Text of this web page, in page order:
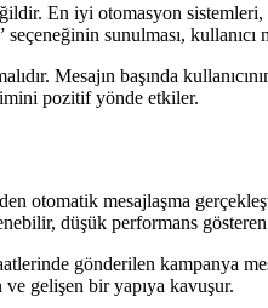
En iyi otomasyon
sunulması, kullanıcı
Mesajın başında
pozitif yönde etkiler.
otomatik mesajlaşma
düşük performans
gönderilen kampanya
gelişen bir yapıya kavuşur.